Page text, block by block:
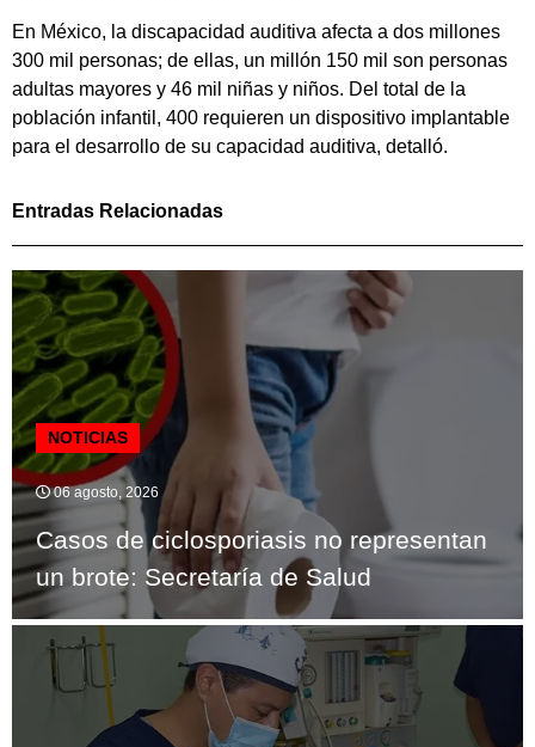
En México, la discapacidad auditiva afecta a dos millones
300 mil personas; de ellas, un millón 150 mil son personas
adultas mayores y 46 mil niñas y niños. Del total de la
población infantil, 400 requieren un dispositivo implantable
para el desarrollo de su capacidad auditiva, detalló.
Entradas Relacionadas
NOTICIAS
06 agosto, 2026
Casos de ciclosporiasis no representan
un brote: Secretaría de Salud